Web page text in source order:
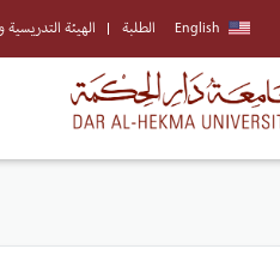
English الطلبة الهيئة التدريسية